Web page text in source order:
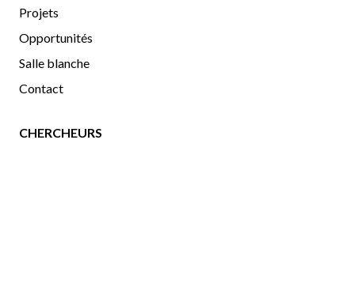
Projets
Opportunités
Salle blanche
Contact
CHERCHEURS